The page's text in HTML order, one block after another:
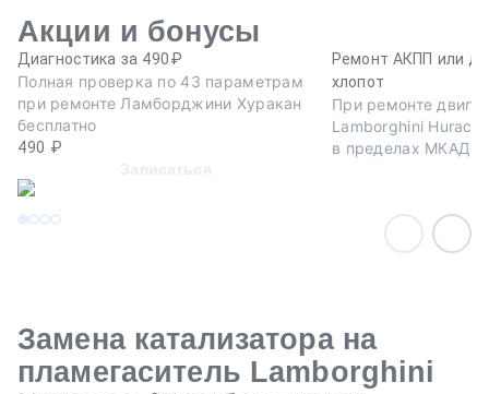
Акции и бонусы
Диагностика за 490₽
Полная проверка по 43 параметрам
при ремонте Ламборджини Хуракан
бесплатно
490 ₽
Записаться
Ремонт АКПП или
хлопот
При ремонте
Lamborghini
в пределах МКАД в
Замена катализатора на
пламегаситель Lamborghini